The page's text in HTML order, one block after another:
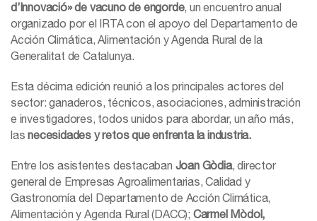
d’Innovació» de vacuno de engorde, un encuentro anual
organizado por el IRTA con el apoyo del Departamento de
Acción Climática, Alimentación y Agenda Rural de la
Generalitat de Catalunya.
Esta décima edición reunió a los principales actores del
sector: ganaderos, técnicos, asociaciones, administración
e investigadores, todos unidos para abordar, un año más,
las necesidades y retos que enfrenta la industria.
Entre los asistentes destacaban Joan Gòdia, director
general de Empresas Agroalimentarias, Calidad y
Gastronomía del Departamento de Acción Climática,
Alimentación y Agenda Rural (DACC); Carmel Mòdol,